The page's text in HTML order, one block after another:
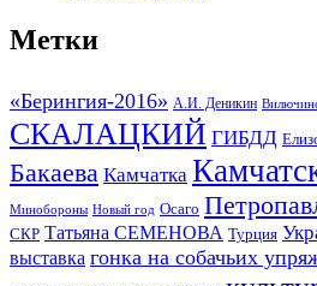
Метки
«Берингия-2016» А.И. Деникин
СКАЛАЦКИЙ ГИБДД
Бакаева Камчатка
Минобороны Новый год Осаго
СКР Татьяна СЕМЕНОВА Турция
выставка гонка на собачьих